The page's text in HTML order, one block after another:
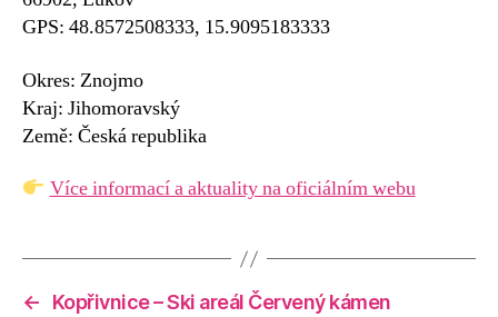
GPS: 48.8572508333, 15.9095183333
Okres: Znojmo
Kraj: Jihomoravský
Země: Česká republika
Více informací a aktuality na oficiálním webu
←
Kopřivnice – Ski areál Červený kámen